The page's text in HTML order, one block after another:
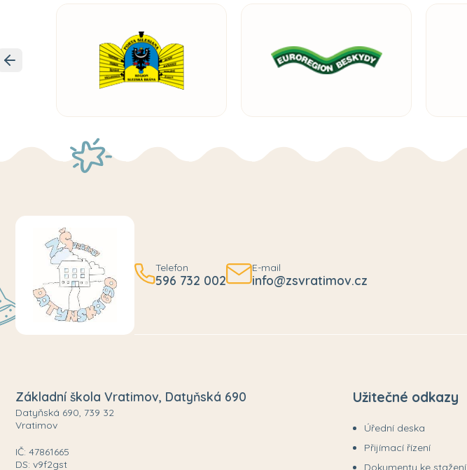
Telefon
596 732 002
E-mail
info@zsvratimov.cz
Základní škola Vratimov, Datyňská 690
Datyňská 690, 739 32
Vratimov
IČ: 47861665
DS: v9f2gst
Užitečné odkazy
Úřední deska
Přijímací řízení
Dokumenty ke stažení